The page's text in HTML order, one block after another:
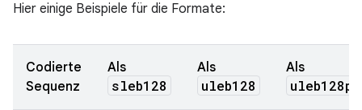
Hier einige Beispiele für die Formate:
Codierte
Sequenz
Als
sleb128
Als
uleb128
Als
uleb128p1